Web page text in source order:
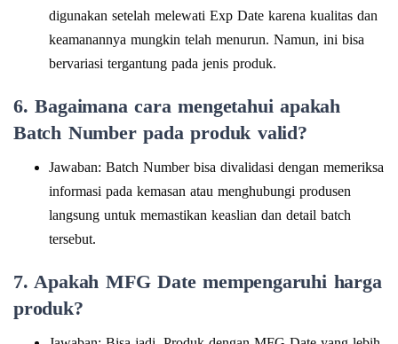
digunakan setelah melewati Exp Date karena kualitas dan
keamanannya mungkin telah menurun. Namun, ini bisa
bervariasi tergantung pada jenis produk.
6. Bagaimana cara mengetahui apakah
Batch Number pada produk valid?
Jawaban: Batch Number bisa divalidasi dengan memeriksa
informasi pada kemasan atau menghubungi produsen
langsung untuk memastikan keaslian dan detail batch
tersebut.
7. Apakah MFG Date mempengaruhi harga
produk?